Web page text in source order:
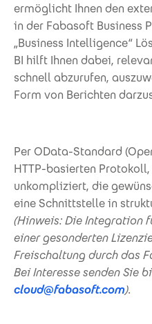
ermöglicht Ihnen den
in der Fabasoft Business
„Business Intelligence“
BI hilft Ihnen dabei,
schnell abzurufen,
Form von Berichten
Per OData-Standard
HTTP-basierten
unkompliziert, die
eine Schnittstelle in
(Hinweis: Die Integration
einer gesonderten
Freischaltung durch das
Bei Interesse senden Sie
cloud@fabasoft.com).